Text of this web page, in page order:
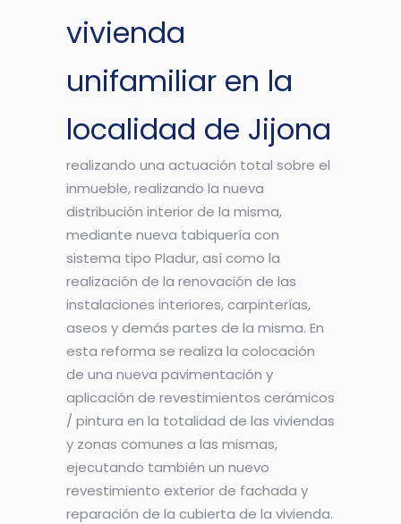
vivienda
unifamiliar en la
localidad de Jijona
realizando una actuación total sobre el
inmueble, realizando la nueva
distribución interior de la misma,
mediante nueva tabiquería con
sistema tipo Pladur, así como la
realización de la renovación de las
instalaciones interiores, carpinterías,
aseos y demás partes de la misma. En
esta reforma se realiza la colocación
de una nueva pavimentación y
aplicación de revestimientos cerámicos
/ pintura en la totalidad de las viviendas
y zonas comunes a las mismas,
ejecutando también un nuevo
revestimiento exterior de fachada y
reparación de la cubierta de la vivienda.